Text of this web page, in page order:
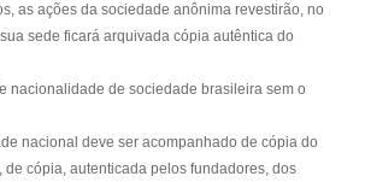
as ações da sociedade anônima revestirão, no
sede ficará arquivada cópia autêntica do
de sociedade brasileira sem o
nacional deve ser acompanhado de cópia do
cópia, autenticada pelos fundadores, dos